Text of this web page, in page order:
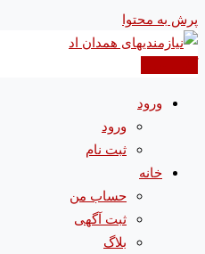
پرش به محتوا
ورود
ورود
ثبت نام
خانه
حساب من
ثبت آگهی
بلاگ